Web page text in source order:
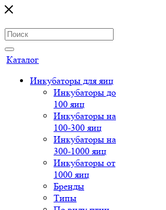
Каталог
Инкубаторы для яиц
Инкубаторы до
100 яиц
Инкубаторы на
100-300 яиц
Инкубаторы на
300-1000 яиц
Инкубаторы от
1000 яиц
Бренды
Типы